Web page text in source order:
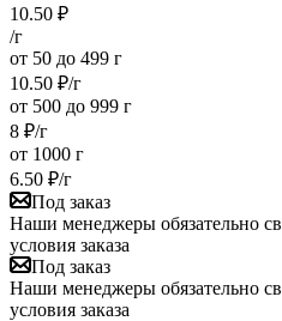
10.50 ₽
/г
от 50 до 499 г
10.50 ₽/г
от 500 до 999 г
8 ₽/г
от 1000 г
6.50 ₽/г
Под заказ
Наши менеджеры обязательно
условия заказа
Под заказ
Наши менеджеры обязательно
условия заказа